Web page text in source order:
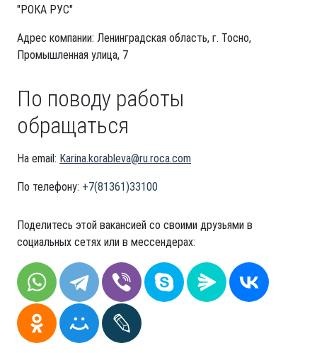
"РОКА РУС"
Адрес компании: Ленинградская область, г. Тосно,
Промышленная улица, 7
По поводу работы
обращаться
На email: Karina.korableva@ru.roca.com
По телефону: +7(81361)33100
Поделитесь этой вакансией со своими друзьями в
социальных сетях или в мессендерах: